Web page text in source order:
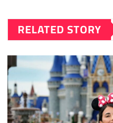
RELATED STORY